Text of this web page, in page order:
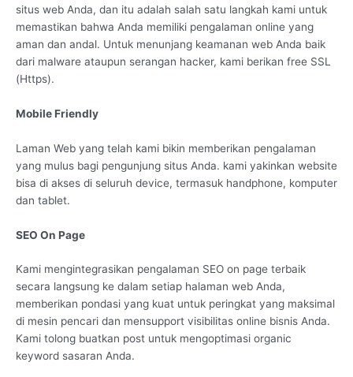
situs web Anda, dan itu adalah salah satu langkah kami untuk
memastikan bahwa Anda memiliki pengalaman online yang
aman dan andal. Untuk menunjang keamanan web Anda baik
dari malware ataupun serangan hacker, kami berikan free SSL
(Https).
Mobile Friendly
Laman Web yang telah kami bikin memberikan pengalaman
yang mulus bagi pengunjung situs Anda. kami yakinkan website
bisa di akses di seluruh device, termasuk handphone, komputer
dan tablet.
SEO On Page
Kami mengintegrasikan pengalaman SEO on page terbaik
secara langsung ke dalam setiap halaman web Anda,
memberikan pondasi yang kuat untuk peringkat yang maksimal
di mesin pencari dan mensupport visibilitas online bisnis Anda.
Kami tolong buatkan post untuk mengoptimasi organic
keyword sasaran Anda.